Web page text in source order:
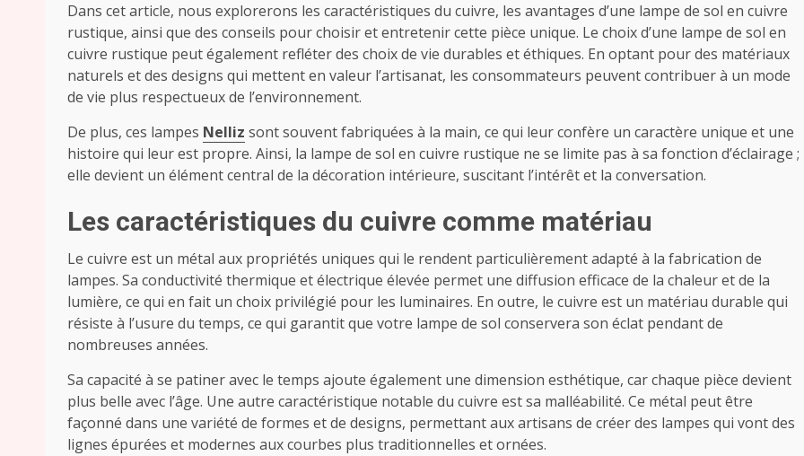
Dans cet article, nous explorerons les caractéristiques du cuivre, les avantages d’une lampe de sol en cuivre
rustique, ainsi que des conseils pour choisir et entretenir cette pièce unique. Le choix d’une lampe de sol en
cuivre rustique peut également refléter des choix de vie durables et éthiques. En optant pour des matériaux
naturels et des designs qui mettent en valeur l’artisanat, les consommateurs peuvent contribuer à un mode
de vie plus respectueux de l’environnement.
De plus, ces lampes Nelliz sont souvent fabriquées à la main, ce qui leur confère un caractère unique et une
histoire qui leur est propre. Ainsi, la lampe de sol en cuivre rustique ne se limite pas à sa fonction d’éclairage ;
elle devient un élément central de la décoration intérieure, suscitant l’intérêt et la conversation.
Les caractéristiques du cuivre comme matériau
Le cuivre est un métal aux propriétés uniques qui le rendent particulièrement adapté à la fabrication de
lampes. Sa conductivité thermique et électrique élevée permet une diffusion efficace de la chaleur et de la
lumière, ce qui en fait un choix privilégié pour les luminaires. En outre, le cuivre est un matériau durable qui
résiste à l’usure du temps, ce qui garantit que votre lampe de sol conservera son éclat pendant de
nombreuses années.
Sa capacité à se patiner avec le temps ajoute également une dimension esthétique, car chaque pièce devient
plus belle avec l’âge. Une autre caractéristique notable du cuivre est sa malléabilité. Ce métal peut être
façonné dans une variété de formes et de designs, permettant aux artisans de créer des lampes qui vont des
lignes épurées et modernes aux courbes plus traditionnelles et ornées.